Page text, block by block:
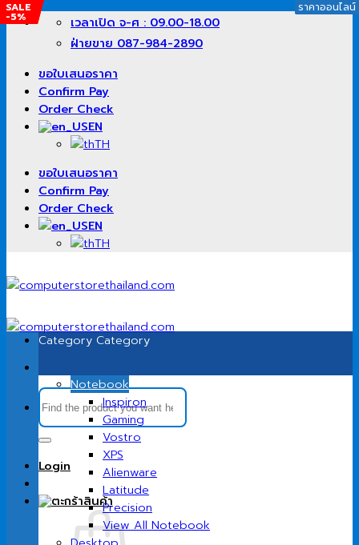
Skip
เวลาเปิด จ-ศ : 09.00-18.00
ฝ่ายขาย 087-984-2890
ขอใบเสนอราคา
Confirm Pay
Order Check
EN
TH
ขอใบเสนอราคา
Confirm Pay
Order Check
EN
TH
ค้นหา:
Login
Category Category
Notebook
Inspiron
Gaming
Vostro
XPS
Alienware
Latitude
Precision
View All Notebook
ราคาออนไลน์
ราคาออนไลน์
ราคาออนไลน์
SALE
-7%
ราคาออนไลน์
SALE
-5%